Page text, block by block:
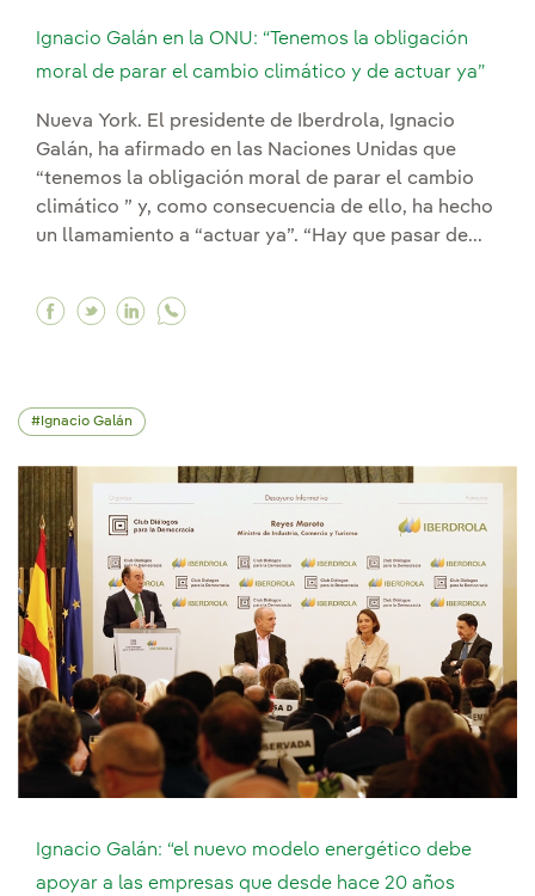
Ignacio Galán en la ONU: “Tenemos la obligación
moral de parar el cambio climático y de actuar ya”
Nueva York. El presidente de Iberdrola, Ignacio
Galán, ha afirmado en las Naciones Unidas que
“tenemos la obligación moral de parar el cambio
climático ” y, como consecuencia de ello, ha hecho
un llamamiento a “actuar ya”. “Hay que pasar de...
Facebook Ignacio Galán en la ONU:
Twitter Ignacio Galán en la ONU:
Linkedin Ignacio Galán en la ONU:
Ignacio Galán
Ignacio Galán: “el nuevo modelo energético debe
apoyar a las empresas que desde hace 20 años